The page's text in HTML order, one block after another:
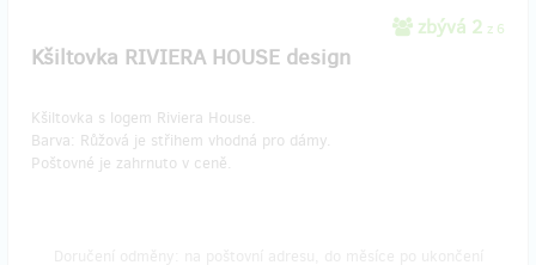
zbývá 2 z 6
Kšiltovka RIVIERA HOUSE design
Kšiltovka s logem Riviera House.
Barva: Růžová je střihem vhodná pro dámy.
Poštovné je zahrnuto v ceně.